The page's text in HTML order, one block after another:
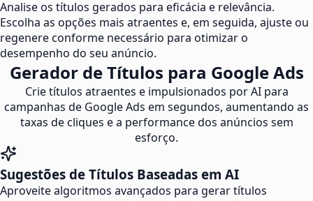
Analise os títulos gerados para eficácia e relevância.
Escolha as opções mais atraentes e, em seguida, ajuste ou
regenere conforme necessário para otimizar o
desempenho do seu anúncio.
Gerador de Títulos para Google Ads
Crie títulos atraentes e impulsionados por AI para
campanhas de Google Ads em segundos, aumentando as
taxas de cliques e a performance dos anúncios sem
esforço.
Sugestões de Títulos Baseadas em AI
Aproveite algoritmos avançados para gerar títulos